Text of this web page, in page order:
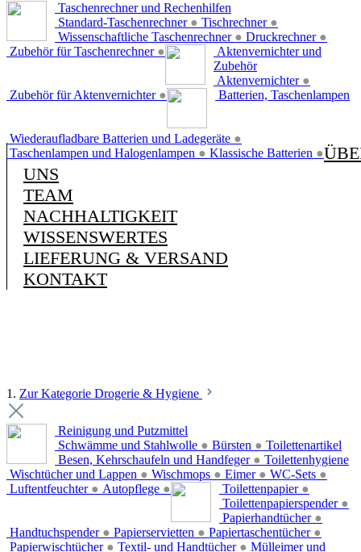
Taschenrechner und Rechenhilfen
Standard-Taschenrechner ● Tischrechner ●
Wissenschaftliche Taschenrechner ● Druckrechner ●
Zubehör für Taschenrechner ●
Aktenvernichter und
Zubehör
Aktenvernichter ●
Zubehör für Aktenvernichter ● Batterien, Taschenlampen
Wiederaufladbare Batterien und Ladegeräte ●
Taschenlampen und Halogenlampen ● Klassische Batterien ●
UNS
TEAM
NACHHALTIGKEIT
WISSENSWERTES
LIEFERUNG & VERSAND
KONTAKT
1. Zur Kategorie Drogerie & Hygiene
Reinigung und Putzmittel
Schwämme und Stahlwolle ● Bürsten ●
Besen, Kehrschaufeln und Handfeger ●
Wischtücher und Lappen ● Wischmops ● Eimer ● WC-Sets ●
Luftentfeuchter ● Autopflege ●
Toilettenartikel
Toilettenpapier ●
Toilettenpapierspender ●
Papierhandtücher ●
Handtuchspender ● Papierservietten ● Papiertaschentücher ●
Papierwischtücher ● Textil- und Handtücher ●
Toilettenhygiene
Mülleimer und